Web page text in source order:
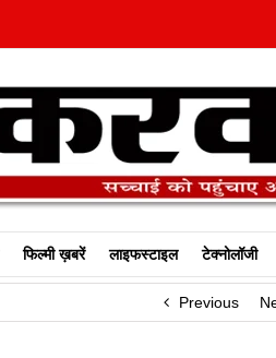
फिल्‍मी ख़बरें लाइफस्टाइल टेक्नोलॉजी
Previous